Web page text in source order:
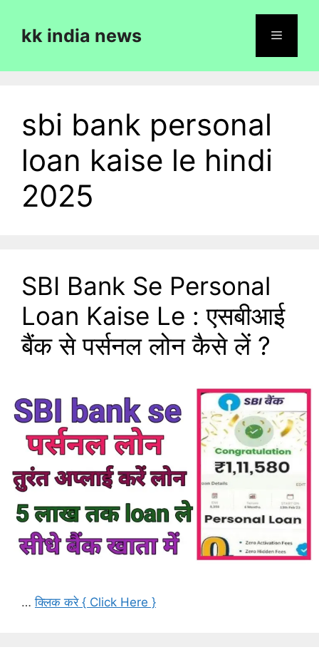
contentkk india news
sbi bank personal
loan kaise le hindi
2025
SBI Bank Se Personal
Loan Kaise Le : एसबीआई
बैंक से पर्सनल लोन कैसे लें ?
…क्लिक करे { Click Here }